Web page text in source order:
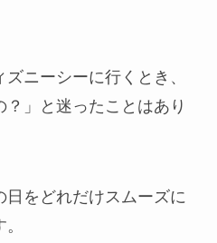
ニーシーに行くとき、
？」と迷ったことはあり
日をどれだけスムーズに